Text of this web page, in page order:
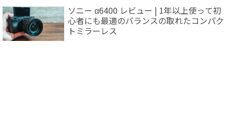
ソニー α6400 レビュー | 1年以上使って初
心者にも最適のバランスの取れたコンパク
トミラーレス